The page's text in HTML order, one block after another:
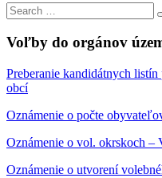
Search
for:
Voľby do orgánov
Preberanie kandidátnych
obcí
Oznámenie o počte
Oznámenie o vol. okrskoch –
Oznámenie o utvorení